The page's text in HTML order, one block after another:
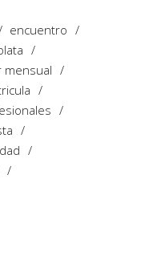
encuentro
mensual